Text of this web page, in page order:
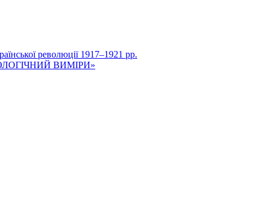
революції 1917–1921 рр.
ВИМІРИ»